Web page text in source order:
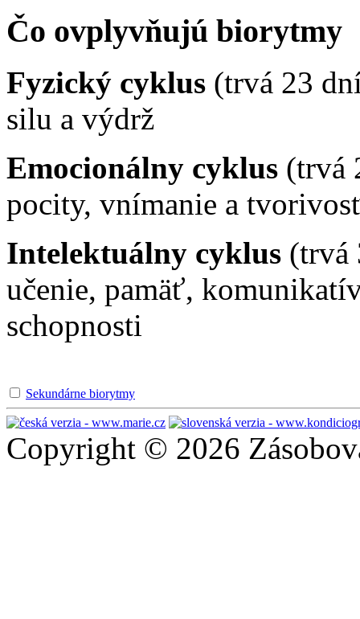
Čo ovplyvňujú biorytmy
Fyzický cyklus (trvá 23
silu a výdrž
Emocionálny cyklus (trvá
pocity, vnímanie a
Intelektuálny cyklus (trvá
učenie, pamäť,
schopnosti
Sekundárne biorytmy
Copyright © 2026